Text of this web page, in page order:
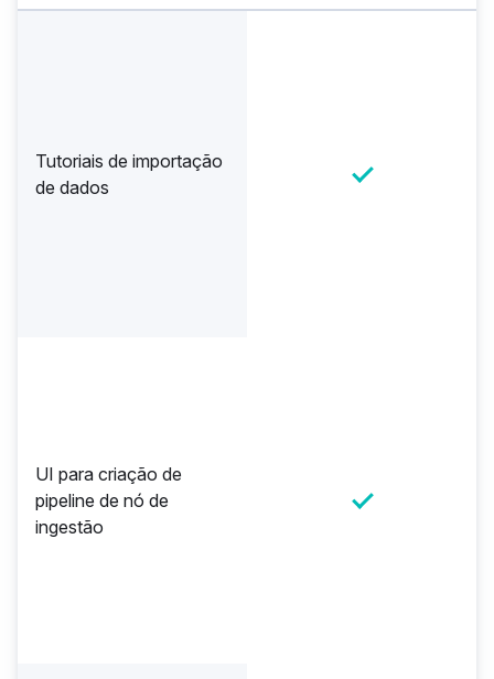
Tutoriais de importação
de dados
UI para criação de
pipeline de nó de
ingestão